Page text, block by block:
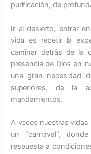
purificación, de
Ir al desierto, entrar
vida es repetir la
caminar detrás de la
presencia de Dios en
una gran necesidad
superiores, de la
mandamientos.
A veces nuestras
un “carnaval”,
respuesta a